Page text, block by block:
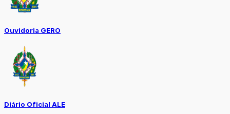
Ouvidoria GERO
Diário Oficial ALE